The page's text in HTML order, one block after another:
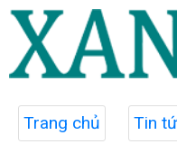
Trang chủ Tin